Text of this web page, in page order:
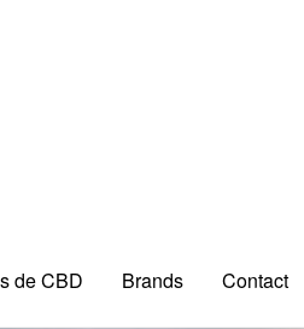
de CBD Brands Contact